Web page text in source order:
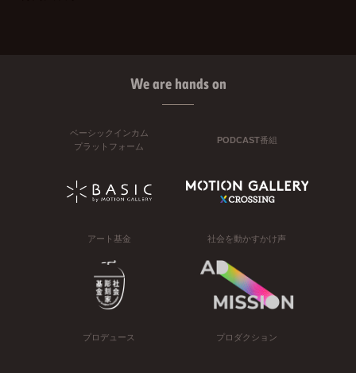
We are hands on
ベーシックインカム
プラットフォーム
PODCAST番組
アート基金 社会を動かすかけ声
プロデュース プロダクション